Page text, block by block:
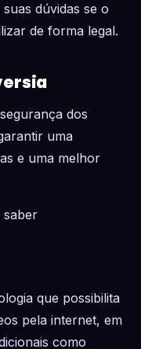
dúvidas se o
de forma legal.
dos
uma
e uma melhor
saber
que possibilita
pela internet, em
como